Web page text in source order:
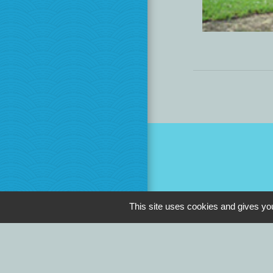
This site uses cookies and gives